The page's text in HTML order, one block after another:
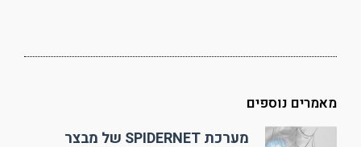
מאמרים נוספים
מערכת SPIDERNET של מבצר